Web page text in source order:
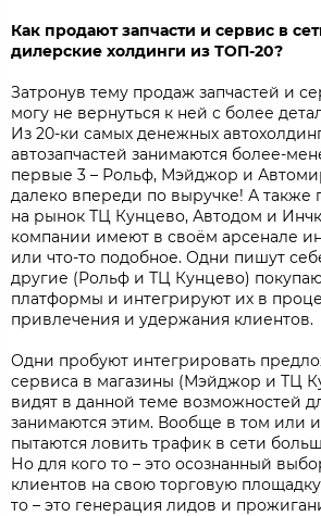
Как продают запчасти и сервис в
дилерские холдинги из ТОП-20?
Затронув тему продаж запчастей и
могу не вернуться к ней с более
Из 20-ки самых денежных
автозапчастей занимаются более-
первые 3 – Рольф, Мэйджор и
далеко впереди по выручке! А также
на рынок ТЦ Кунцево, Автодом и
компании имеют в своём арсенале
или что-то подобное. Одни пишут
другие (Рольф и ТЦ Кунцево)
платформы и интегрируют их в
привлечения и удержания клиентов.
Одни пробуют интегрировать
сервиса в магазины (Мэйджор и ТЦ
видят в данной теме возможностей
занимаются этим. Вообще в том или
пытаются ловить трафик в сети
Но для кого то – это осознанный
клиентов на свою торговую
то – это генерация лидов и